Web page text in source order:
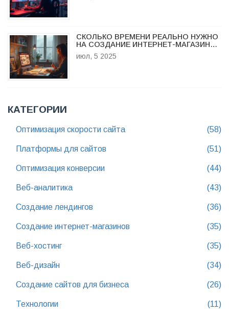
СКОЛЬКО ВРЕМЕНИ РЕАЛЬНО НУЖНО
НА СОЗДАНИЕ ИНТЕРНЕТ-МАГАЗИНА:
ШАГИ, ЭТАПЫ, ПОДВОДНЫЕ КАМНИ
июл, 5 2025
КАТЕГОРИИ
Оптимизация скорости сайта (58)
Платформы для сайтов (51)
Оптимизация конверсии (44)
Веб-аналитика (43)
Создание лендингов (36)
Создание интернет-магазинов (35)
Веб-хостинг (35)
Веб-дизайн (34)
Создание сайтов для бизнеса (26)
Технологии (11)